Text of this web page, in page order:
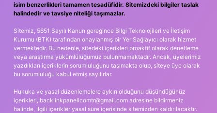
isim benzerlikleri tamamen tesadüfidir. Sitemizdeki bilgiler taslak
halindedir ve tavsiye niteliği taşımazlar.
Sitemiz, 5651 Sayılı Kanun gereğince Bilgi Teknolojileri ve İletişim
Kurumu (BTK) tarafından onaylanmış bir Yer Sağlayıcı olarak hizmet
vermektedir. Bu nedenle, sitedeki içerikleri proaktif olarak denetleme
veya araştırma yükümlülüğümüz bulunmamaktadır. Ancak, üyelerimiz
yazdıkları içeriklerin sorumluluğunu taşımakta olup, siteye üye olarak
bu sorumluluğu kabul etmiş sayılırlar.
Hukuka ve yasal düzenlemelere aykırı olduğunu düşündüğünüz
içerikleri, backlinkpanelicomtr@gmail.com adresine bildirmeniz
halinde, ilgili içerikler yasal süre içerisinde sitemizden kaldırılacaktır.